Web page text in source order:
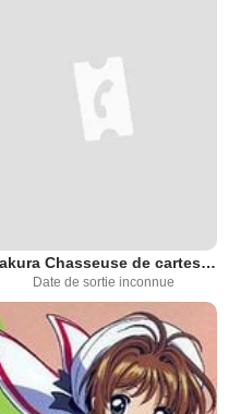
Sakura Chasseuse de cartes 2 : La Carte Scellée
Date de sortie inconnue